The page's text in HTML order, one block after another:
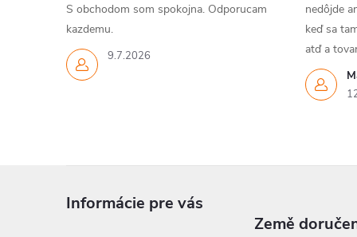
9.7.2026
S obchodom som spokojna. Odporucam
kazdemu.
nedôjde
keď sa
atď a
Informácie pre vás
Země